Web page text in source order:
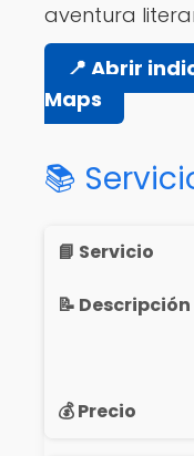
aventura
📍 Abrir
Maps
📚